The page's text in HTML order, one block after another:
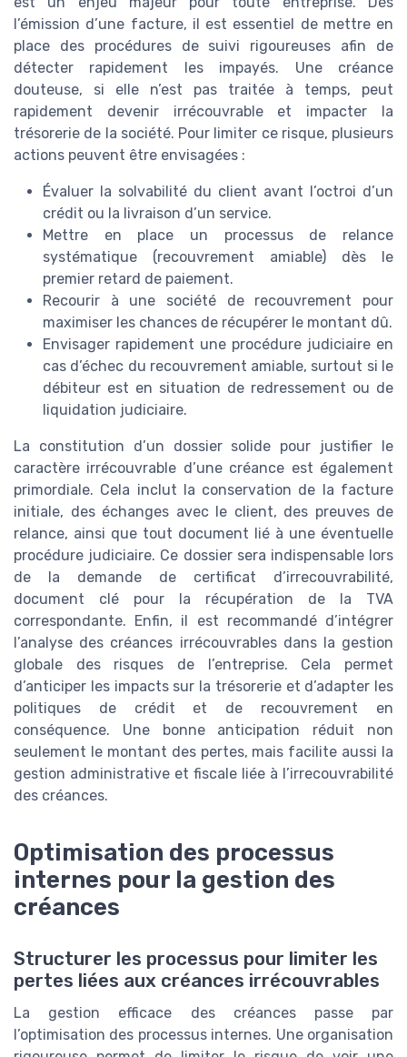
l’émission d’une facture, il est essentiel de mettre en
place des procédures de suivi rigoureuses afin de
détecter rapidement les impayés. Une créance
douteuse, si elle n’est pas traitée à temps, peut
rapidement devenir irrécouvrable et impacter la
trésorerie de la société. Pour limiter ce risque, plusieurs
actions peuvent être envisagées :
Évaluer la solvabilité du client avant l’octroi d’un
crédit ou la livraison d’un service.
Mettre en place un processus de relance
systématique (recouvrement amiable) dès le
premier retard de paiement.
Recourir à une société de recouvrement pour
maximiser les chances de récupérer le montant dû.
Envisager rapidement une procédure judiciaire en
cas d’échec du recouvrement amiable, surtout si le
débiteur est en situation de redressement ou de
liquidation judiciaire.
La constitution d’un dossier solide pour justifier le
caractère irrécouvrable d’une créance est également
primordiale. Cela inclut la conservation de la facture
initiale, des échanges avec le client, des preuves de
relance, ainsi que tout document lié à une éventuelle
procédure judiciaire. Ce dossier sera indispensable lors
de la demande de certificat d’irrecouvrabilité,
document clé pour la récupération de la TVA
correspondante. Enfin, il est recommandé d’intégrer
l’analyse des créances irrécouvrables dans la gestion
globale des risques de l’entreprise. Cela permet
d’anticiper les impacts sur la trésorerie et d’adapter les
politiques de crédit et de recouvrement en
conséquence. Une bonne anticipation réduit non
seulement le montant des pertes, mais facilite aussi la
gestion administrative et fiscale liée à l’irrecouvrabilité
des créances.
Optimisation des processus
internes pour la gestion des
créances
Structurer les processus pour limiter les
pertes liées aux créances irrécouvrables
La gestion efficace des créances passe par
l’optimisation des processus internes. Une organisation